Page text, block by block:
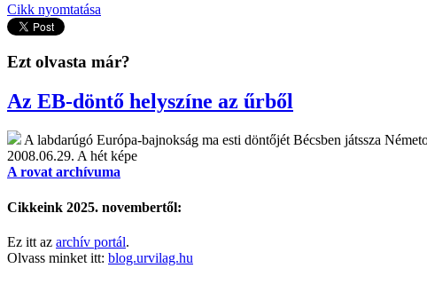
Cikk nyomtatása
Ezt olvasta már?
Az EB-döntő helyszíne az űrből
A labdarúgó Európa-bajnokság ma esti döntőjét Bécsben játssza
2008.06.29. A hét képe
A rovat archívuma
Cikkeink 2025. novembertől:
Ez itt az archív portál.
Olvass minket itt: blog.urvilag.hu